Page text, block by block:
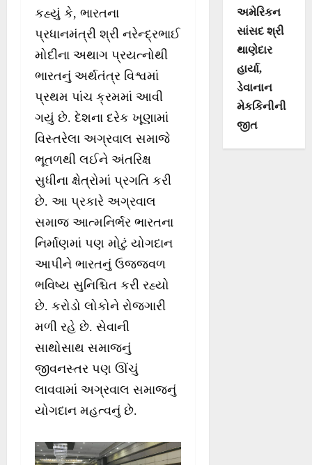
કહ્યું કે, ભારતના
પ્રધાનમંત્રી શ્રી નરેન્દ્રભાઈ
મોદીના અથાગ પ્રયત્નોથી
ભારતનું અર્થતંત્ર વિશ્વમાં
પ્રથમ પાંચ ક્રમમાં આવી
ગયું છે. દેશના દરેક ખૂણામાં
વિસ્તરેલા અગ્રવાલ સમાજે
ભૂતળથી લઈને અંતરિક્ષ
સુધીના ક્ષેત્રોમાં પ્રગતિ કરી
છે. આ પ્રકારે અગ્રવાલ
સમાજ આત્મનિર્ભર ભારતના
નિર્માણમાં પણ મોટું યોગદાન
આપીને ભારતનું ઉજ્જવળ
ભવિષ્ય સુનિશ્ચિત કરી રહ્યો
છે. કરોડો લોકોને રોજગારી
મળી રહે છે. સેવાની
સાથોસાથ સમાજનું
જીવનસ્તર પણ ઊંચું
લાવવામાં અગ્રવાલ સમાજનું
યોગદાન મહત્વનું છે.
અમેરિકન
સાંસદ શ્રી
થાણેદાર
હાર્યા,
ડેવાનાન
મેકકિનીની
જીત